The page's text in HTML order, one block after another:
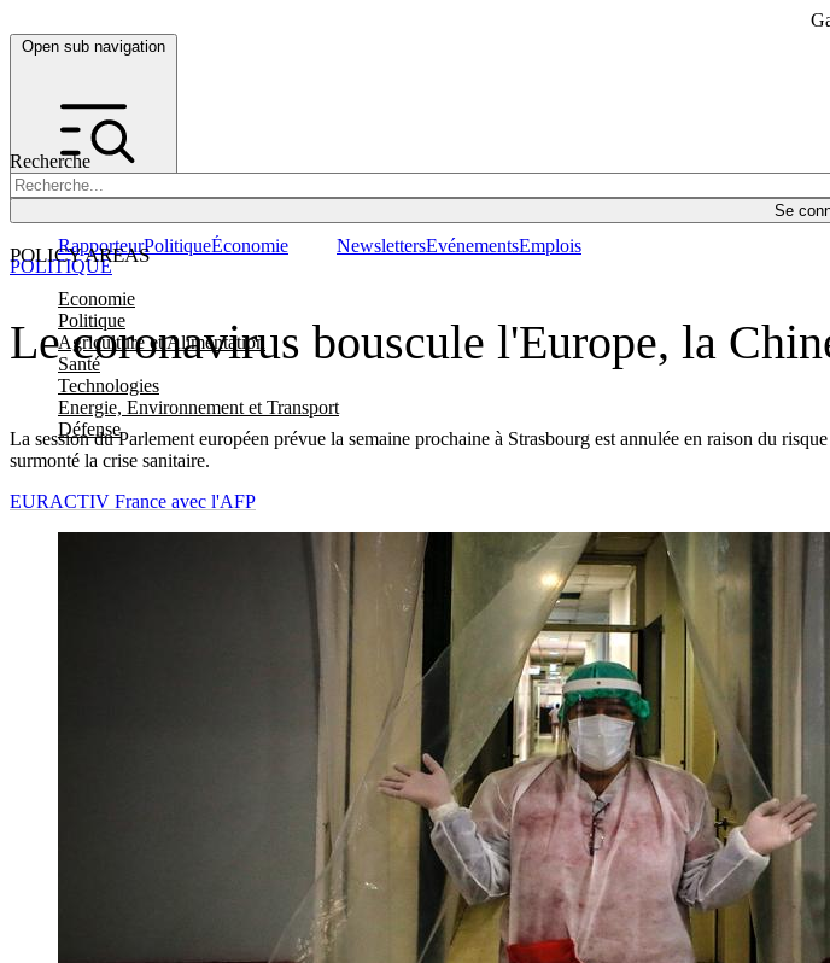
Open sub navigation
Recherche
Se
POLICY AREAS
Economie
Politique
Agriculture et Alimentation
Santé
Technologies
Energie, Environnement et Transport
Défense
RapporteurPolitiqueÉconomie NewslettersEvénementsEmplois
Le coronavirus bouscule l'Europe, la
La session du Parlement européen prévue la semaine prochaine à Strasbourg est annulée en raison du
surmonté la crise sanitaire.
POLITIQUE
EURACTIV France avec l'AFP